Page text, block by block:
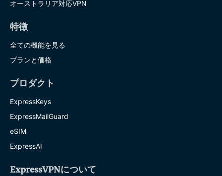
オーストラリア対応VPN
特徴
全ての機能を見る
プランと価格
プロダクト
ExpressKeys
ExpressMailGuard
eSIM
ExpressAI
ExpressVPNについて